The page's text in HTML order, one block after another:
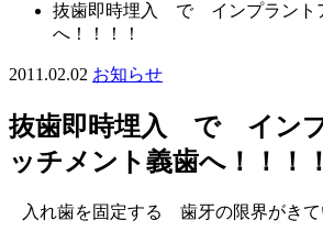
抜歯即時埋入 で インプラント
へ！！！！
2011.02.02 お知らせ
抜歯即時埋入 で イン
ッチメント義歯へ！！！！
入れ歯を固定する 歯牙の限界がきて